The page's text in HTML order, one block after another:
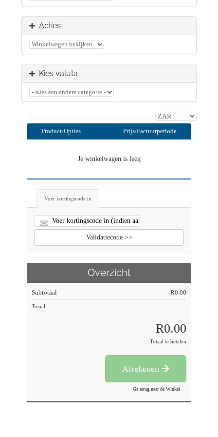
Acties
Kies valuta
Product/Opties Prijs/Factuurperiode
Je winkelwagen is leeg
Voer kortingscode in
Validatiecode >>
Overzicht
Subtotaal R0.00
Totaal
R0.00
Totaal te betalen
Afrekenen
Ga terug naar de Winkel